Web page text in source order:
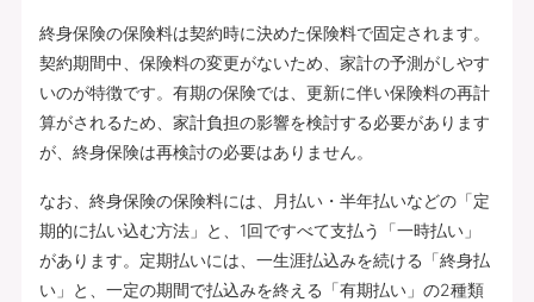
終身保険の保険料は契約時に決めた保険料で固定されます。
契約期間中、保険料の変更がないため、家計の予測がしやす
いのが特徴です。有期の保険では、更新に伴い保険料の再計
算がされるため、家計負担の影響を検討する必要があります
が、終身保険は再検討の必要はありません。
なお、終身保険の保険料には、月払い・半年払いなどの「定
期的に払い込む方法」と、1回ですべて支払う「一時払い」
があります。定期払いには、一生涯払込みを続ける「終身払
い」と、一定の期間で払込みを終える「有期払い」の2種類